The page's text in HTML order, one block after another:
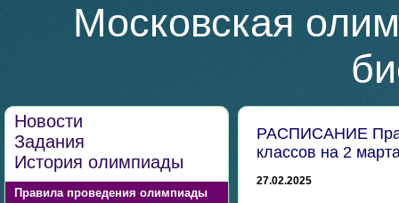
Московская
Новости
Задания
История олимпиады
Правила проведения олимпиады
РАСПИСАНИЕ
классов на 2
27.02.2025